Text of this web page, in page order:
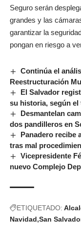
Seguro serán
grandes y las
garantizar la
pongan en riesgo a
Continúa el
Reestructuración
El Salvador
su historia, según el
Desmantelan
dos pandilleros en
Panadero recibe
tras mal
Vicepresidente
nuevo Complejo
ETIQUETADO:
Navidad San